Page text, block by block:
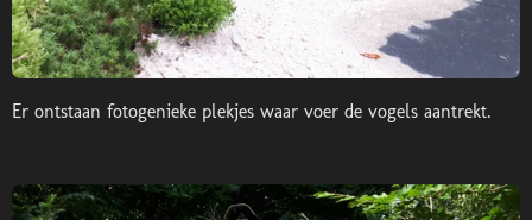
Er ontstaan fotogenieke plekjes waar voer de vogels aantrekt.